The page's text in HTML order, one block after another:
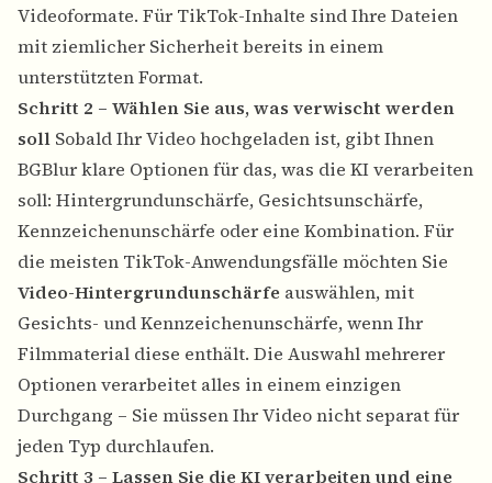
Videoformate. Für TikTok-Inhalte sind Ihre Dateien
mit ziemlicher Sicherheit bereits in einem
unterstützten Format.
Schritt 2 – Wählen Sie aus, was verwischt werden
soll Sobald Ihr Video hochgeladen ist, gibt Ihnen
BGBlur klare Optionen für das, was die KI verarbeiten
soll: Hintergrundunschärfe, Gesichtsunschärfe,
Kennzeichenunschärfe oder eine Kombination. Für
die meisten TikTok-Anwendungsfälle möchten Sie
Video-Hintergrundunschärfe auswählen, mit
Gesichts- und Kennzeichenunschärfe, wenn Ihr
Filmmaterial diese enthält. Die Auswahl mehrerer
Optionen verarbeitet alles in einem einzigen
Durchgang – Sie müssen Ihr Video nicht separat für
jeden Typ durchlaufen.
Schritt 3 – Lassen Sie die KI verarbeiten und eine